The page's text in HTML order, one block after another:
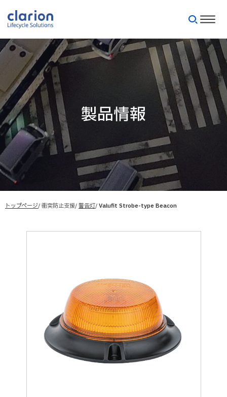
製品情報
トップページ 衝突防止支援 警告灯 Valufit Strobe-type Beacon